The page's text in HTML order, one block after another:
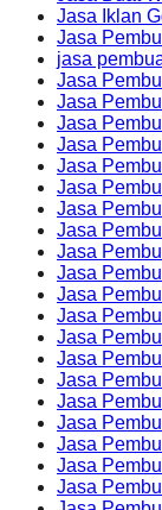
Jasa Iklan
Jasa
jasa
Jasa
Jasa
Jasa
Jasa
Jasa
Jasa
Jasa
Jasa
Jasa
Jasa
Jasa
Jasa
Jasa
Jasa
Jasa
Jasa
Jasa
Jasa
Jasa
Jasa